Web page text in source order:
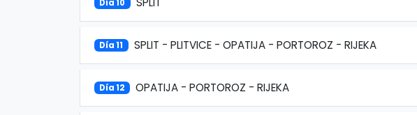
Día 10
Día 11 SPLIT - PLITVICE - OPATIJA - PORTOROZ - RIJEKA
Día 12 OPATIJA - PORTOROZ - RIJEKA